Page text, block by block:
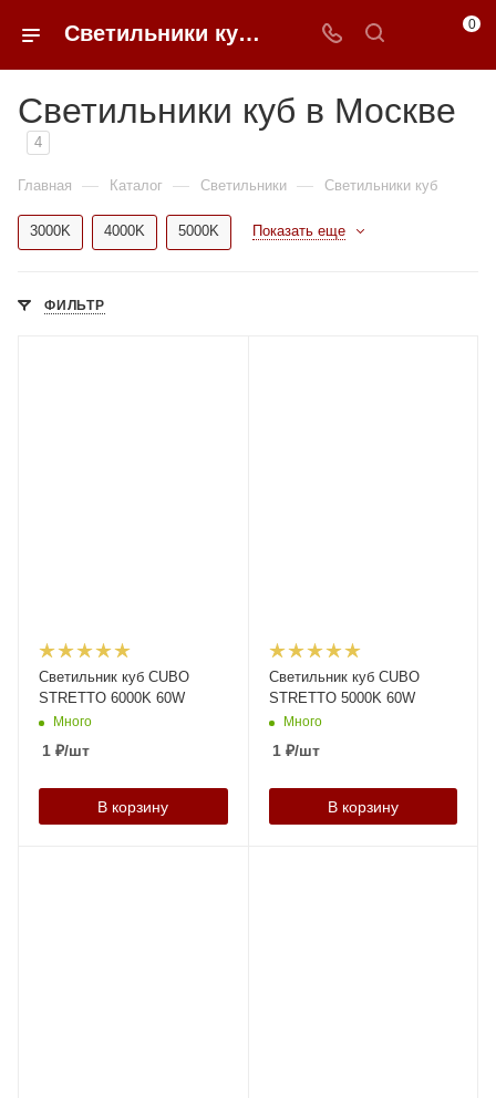
Светильники куб в Москве купить по доступным ценам с доставкой от 0ФФЕР.ру 0
Светильники куб в Москве
4
Главная — Каталог — Светильники — Светильники куб
3000K 4000K 5000K Показать еще
ФИЛЬТР
Светильник куб CUBO
STRETTO 6000K 60W
Много
1 ₽/шт
В корзину
Светильник куб CUBO
STRETTO 5000K 60W
Много
1₽/шт
В корзину